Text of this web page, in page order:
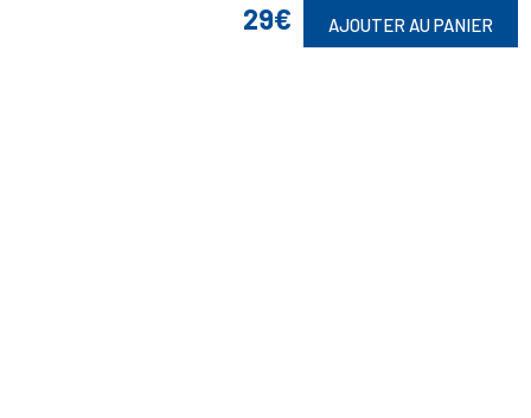
29€ AJOUTER AU PANIER